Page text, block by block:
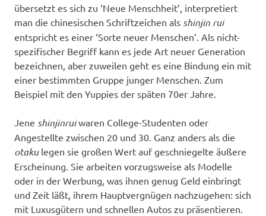
übersetzt es sich zu ‘Neue Menschheit’, interpretiert
man die chinesischen Schriftzeichen als shinjin rui
entspricht es einer ‘Sorte neuer Menschen’. Als nicht-
spezifischer Begriff kann es jede Art neuer Generation
bezeichnen, aber zuweilen geht es eine Bindung ein mit
einer bestimmten Gruppe junger Menschen. Zum
Beispiel mit den Yuppies der späten 70er Jahre.
Jene shinjinruiwaren College-Studenten oder
Angestellte zwischen 20 und 30. Ganz anders als die
otakulegen sie großen Wert auf geschniegelte äußere
Erscheinung. Sie arbeiten vorzugsweise als Modelle
oder in der Werbung, was ihnen genug Geld einbringt
und Zeit läßt, ihrem Hauptvergnügen nachzugehen: sich
mit Luxusgütern und schnellen Autos zu präsentieren.